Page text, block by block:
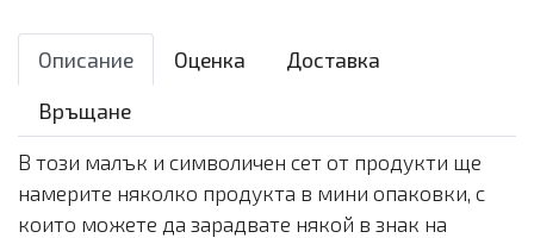
Описание Оценка
Доставка
Връщане
В този малък и символичен сет от продукти ще
намерите няколко продукта в мини опаковки, с
които можете да зарадвате някой в знак на